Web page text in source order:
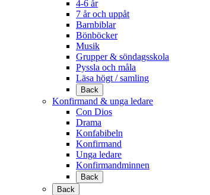
4-6 år
7 år och uppåt
Barnbiblar
Bönböcker
Musik
Grupper & söndagsskola
Pyssla och måla
Läsa högt / samling
Back
Konfirmand & unga ledare
Con Dios
Drama
Konfabibeln
Konfirmand
Unga ledare
Konfirmandminnen
Back
Back